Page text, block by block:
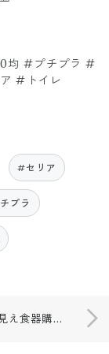
均 #プチプラ #
#トイレ
#セリア
プラ
DAISO高見え食器購入❤️